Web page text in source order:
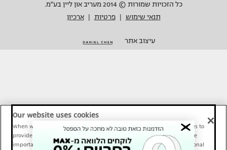
כל הזכויות שמורות © 2014 מעריב און ליין בע"מ.
תנאי שימוש
פרטיות ארכיון
עיצוב אתר
Our website uses cookies
When we provide Maariv, TMI and Sport1 content online, we use cookies to
provide social media features and to analyze our traffic. These tools are
important and necessary for our website functionality. Others are optional